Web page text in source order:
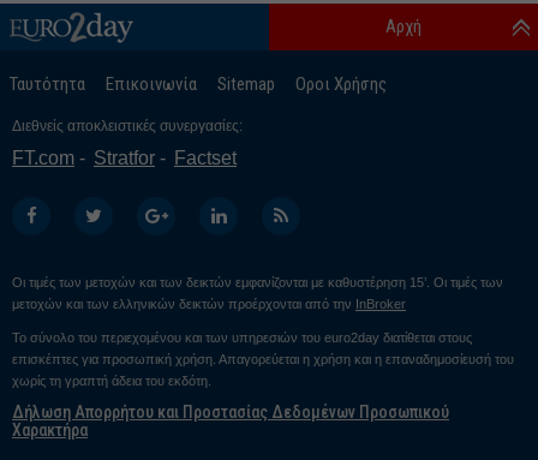
Ταυτότητα Επικοινωνία Sitemap Οροι Χρήσης
Αρχή
Διεθνείς αποκλειστικές συνεργασίες:
FT.com Stratfor Factset
Οι τιμές των μετοχών και των δεικτών εμφανίζονται με καθυστέρηση 15’. Οι τιμές των
μετοχών και των ελληνικών δεικτών προέρχονται από την
InBroker
Το σύνολο του περιεχομένου και των υπηρεσιών του euro2day διατίθεται στους
επισκέπτες για προσωπική χρήση. Απαγορεύεται η χρήση και η επαναδημοσίευσή του
χωρίς τη γραπτή άδεια του εκδότη.
Δήλωση Απορρήτου και Προστασίας Δεδομένων Προσωπικού
Χαρακτήρα